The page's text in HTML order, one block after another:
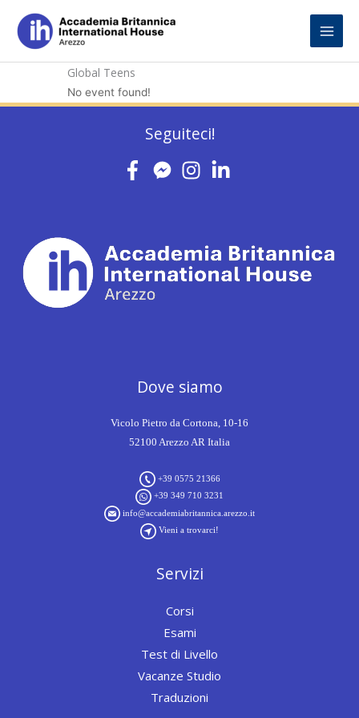
content
Global Teens
No event found!
Seguiteci!
Dove siamo
Vicolo Pietro da Cortona, 10-16
52100 Arezzo AR Italia
+39 0575 21366
+39 349 710 3231
info@accademiabritannica.arezzo.it
Vieni a trovarci!
Servizi
Corsi
Esami
Test di Livello
Vacanze Studio
Traduzioni